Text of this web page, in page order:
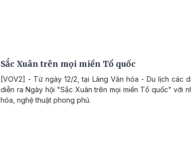
Sắc Xuân trên mọi miền Tổ quốc
[VOV2] - Từ ngày 12/2, tại Làng Văn hóa - Du lịch các
diễn ra Ngày hội "Sắc Xuân trên mọi miền Tổ quốc" với
hóa, nghệ thuật phong phú.